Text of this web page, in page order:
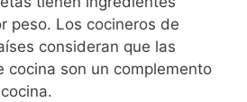
peso. Los cocineros de
consideran que las
cocina son un complemento